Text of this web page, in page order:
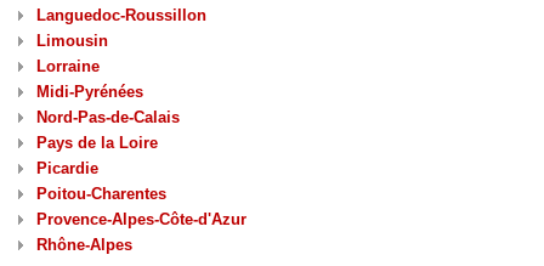
Languedoc-Roussillon
Limousin
Lorraine
Midi-Pyrénées
Nord-Pas-de-Calais
Pays de la Loire
Picardie
Poitou-Charentes
Provence-Alpes-Côte-d'Azur
Rhône-Alpes